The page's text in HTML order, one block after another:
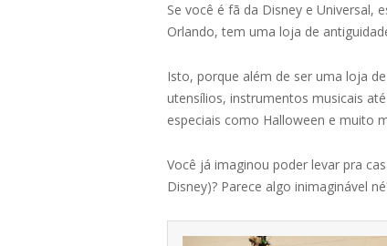
Se você é fã da Disney e Universal,
Orlando, tem uma loja de
Isto, porque além de ser uma loja
utensílios, instrumentos musicais
especiais como Halloween e muito
Você já imaginou poder levar pra
Disney)? Parece algo inimaginável